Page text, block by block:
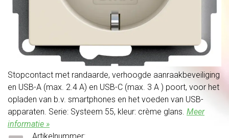
Stopcontact met randaarde, verhoogde aanraakbeveiliging
en USB-A (max. 2.4 A) en USB-C (max. 3 A ) poort, voor het
opladen van b.v. smartphones en het voeden van USB-
apparaten. Serie: Systeem 55, kleur: crème glans. Meer
informatie »